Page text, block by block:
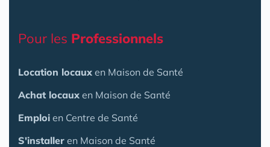
Pour les Professionnels
Location locaux en Maison de Santé
Achat locaux en Maison de Santé
Emploi en Centre de Santé
S'installer en Maison de Santé